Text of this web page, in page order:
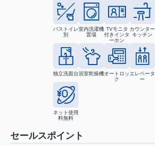
バストイレ
別
室内洗濯機
置場
TVモニタ
付きインタ
ーホン
カウンター
キッチン
独立洗面台浴室乾燥機オートロッ
ク
エレベータ
ー
ネット使用
料無料
セールスポイント